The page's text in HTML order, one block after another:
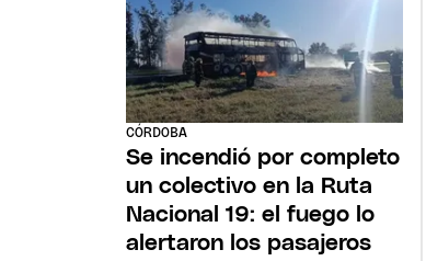
CÓRDOBA
Se incendió por completo
un colectivo en la Ruta
Nacional 19: el fuego lo
alertaron los pasajeros